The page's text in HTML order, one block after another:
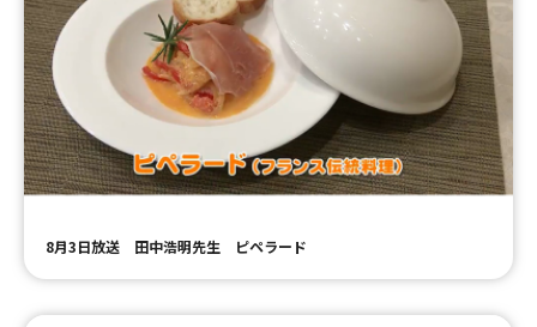
8月3日放送 田中浩明先生 ピペラード